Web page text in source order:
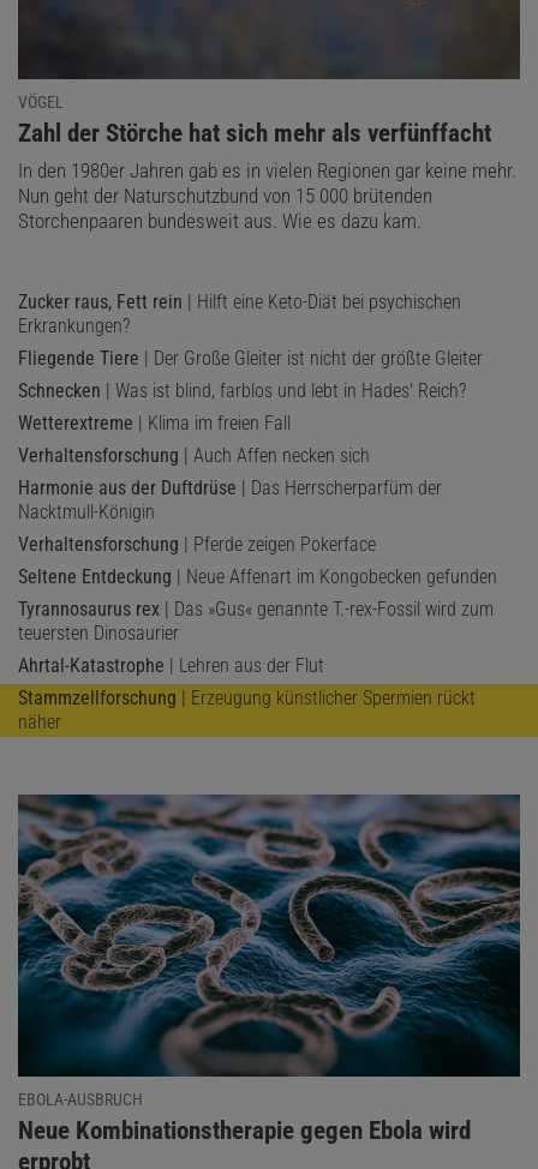
VÖGEL
:
Zahl der Störche hat sich mehr als verfünffacht
In den 1980er Jahren gab es in vielen Regionen gar keine mehr.
Nun geht der Naturschutzbund von 15 000 brütenden
Storchenpaaren bundesweit aus. Wie es dazu kam.
Zucker raus, Fett rein | Hilft eine Keto-Diät bei psychischen
Erkrankungen?
Fliegende Tiere | Der Große Gleiter ist nicht der größte Gleiter
Schnecken | Was ist blind, farblos und lebt in Hades' Reich?
Wetterextreme | Klima im freien Fall
Verhaltensforschung | Auch Affen necken sich
Harmonie aus der Duftdrüse | Das Herrscherparfüm der
Nacktmull-Königin
Verhaltensforschung | Pferde zeigen Pokerface
Seltene Entdeckung | Neue Affenart im Kongobecken gefunden
Tyrannosaurus rex | Das »Gus« genannte T.-rex-Fossil wird zum
teuersten Dinosaurier
Ahrtal-Katastrophe | Lehren aus der Flut
Stammzellforschung | Erzeugung künstlicher Spermien rückt
näher
EBOLA-AUSBRUCH
:
Neue Kombinationstherapie gegen Ebola wird
erprobt